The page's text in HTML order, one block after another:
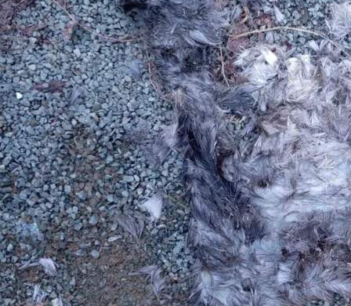
тушу и отвёз мясо
домой
Происшествия
13.06.2026 14:50328
Фото:
ГУ МВД России по Красноярскому краю